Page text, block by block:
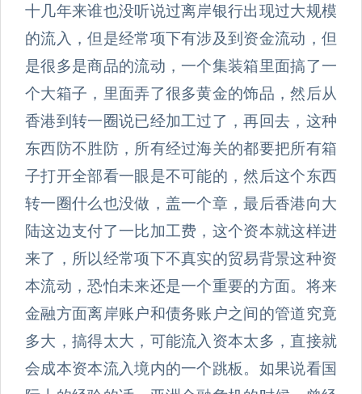
十几年来谁也没听说过离岸银行出现过大规模
的流入，但是经常项下有涉及到资金流动，但
是很多是商品的流动，一个集装箱里面搞了一
个大箱子，里面弄了很多黄金的饰品，然后从
香港到转一圈说已经加工过了，再回去，这种
东西防不胜防，所有经过海关的都要把所有箱
子打开全部看一眼是不可能的，然后这个东西
转一圈什么也没做，盖一个章，最后香港向大
陆这边支付了一比加工费，这个资本就这样进
来了，所以经常项下不真实的贸易背景这种资
本流动，恐怕未来还是一个重要的方面。将来
金融方面离岸账户和债务账户之间的管道究竟
多大，搞得太大，可能流入资本太多，直接就
会成本资本流入境内的一个跳板。如果说看国